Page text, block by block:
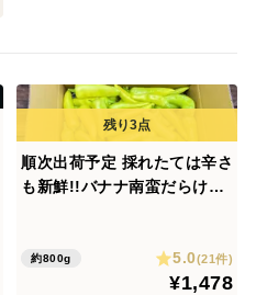
順次出荷予定 採れたては辛さ
も新鮮!!バナナ南蛮だらけ箱
南蛮
約800g 5.0(21件)
¥1,478